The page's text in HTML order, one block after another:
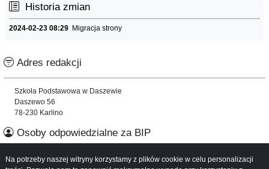
Historia zmian
2024-02-23 08:29 Migracja strony
Adres redakcji
Szkoła Podstawowa w Daszewie
Daszewo 56
78-230 Karlino
Osoby odpowiedzialne za BIP
Informacje o serwisie
Na potrzeby naszej witryny korzystamy z plików cookie w celu personalizacji